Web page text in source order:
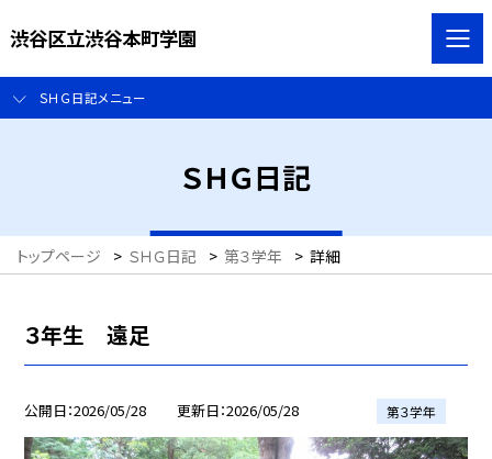
渋谷区立渋谷本町学園
ＳＨＧ日記メニュー
ＳＨＧ日記
トップページ > ＳＨＧ日記 > 第３学年 > 詳細
３年生 遠足
公開日 2026/05/28 更新日 2026/05/28 第３学年